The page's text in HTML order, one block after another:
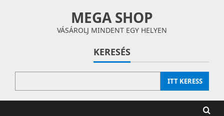
MEGA SHOP
VÁSÁROLJ MINDENT EGY HELYEN
KERESÉS
ITT KERESS